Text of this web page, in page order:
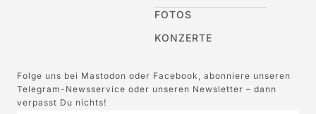
FOTOS
KONZERTE
Folge uns bei Mastodon oder Facebook, abonniere unseren
Telegram-Newsservice oder unseren Newsletter – dann
verpasst Du nichts!